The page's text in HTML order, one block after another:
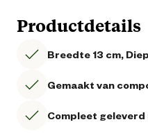
Productdetails
Breedte 13 cm,
Gemaakt van
Compleet